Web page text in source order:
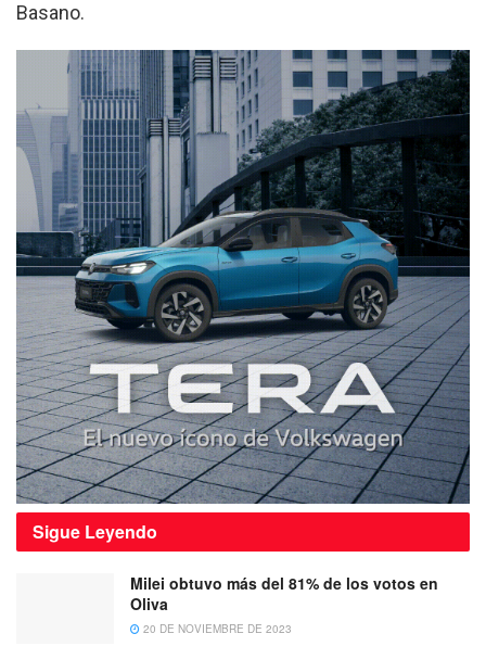
Basano.
Sigue Leyendo
Milei obtuvo más del 81% de los votos en
Oliva
20 DE NOVIEMBRE DE 2023